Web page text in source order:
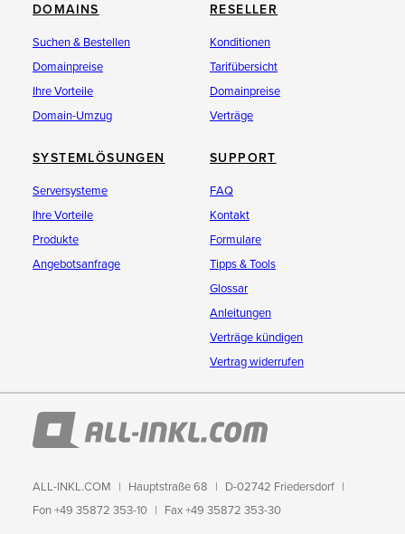
DOMAINS
Suchen & Bestellen
Domainpreise
Ihre Vorteile
Domain-Umzug
RESELLER
Konditionen
Tarifübersicht
Domainpreise
Verträge
SYSTEMLÖSUNGEN
Serversysteme
Ihre Vorteile
Produkte
Angebotsanfrage
SUPPORT
FAQ
Kontakt
Formulare
Tipps & Tools
Glossar
Anleitungen
Verträge kündigen
Vertrag widerrufen
ALL-INKL.COM Hauptstraße 68
D-02742 Friedersdorf
Fon +49 35872 353-10
Fax +49 35872 353-30